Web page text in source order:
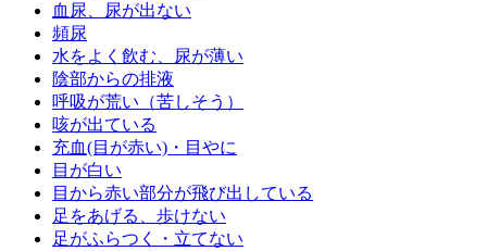
血尿、尿が出ない
頻尿
水をよく飲む、尿が薄い
陰部からの排液
呼吸が荒い（苦しそう）
咳が出ている
充血(目が赤い)・目やに
目が白い
目から赤い部分が飛び出している
足をあげる、歩けない
足がふらつく・立てない